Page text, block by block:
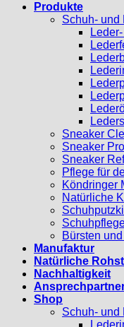
Produkte
Schuh- und
Sneaker
Sneaker
Sneaker
Pflege für
Köndringer
Natürliche
Bürsten
Manufaktur
Natürliche
Nachhaltigkeit
Shop
Schuh- und